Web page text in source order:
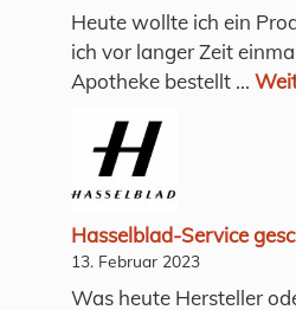
Heute wollte ich ein
ich vor langer Zeit
Apotheke bestellt ...
Hasselblad-Service
13. Februar 2023
Was heute Hersteller